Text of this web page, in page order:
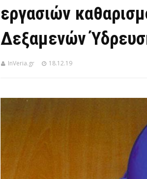
εργασιών
Δεξαμενών
InVeria.gr 18.12.19